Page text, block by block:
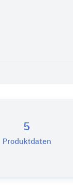
5
Produktdaten